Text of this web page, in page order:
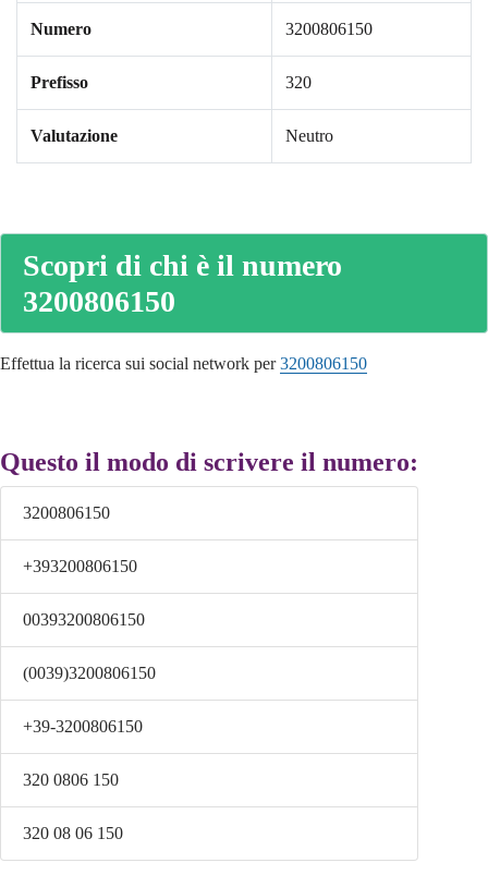
Numero 3200806150
Prefisso 320
Valutazione Neutro
Scopri di chi è il numero
3200806150
Effettua la ricerca sui social network per3200806150
Questo il modo di scrivere il numero:
3200806150
+393200806150
00393200806150
(0039)3200806150
+39-3200806150
320 0806 150
320 08 06 150